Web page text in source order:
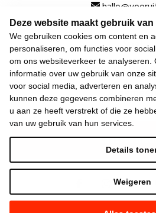
Deze website maakt gebruik
We gebruiken cookies om content en
personaliseren, om functies voor
om ons websiteverkeer te analyseren.
informatie over uw gebruik van onze
voor social media, adverteren en
kunnen deze gegevens combineren
u aan ze heeft verstrekt of die ze
van uw gebruik van hun services.
Weigeren
Details
Snel
Over de
Laatste